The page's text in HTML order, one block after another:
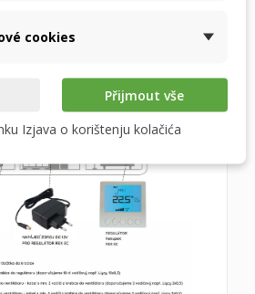
cookies
Přijmout vše
Izjava o korištenju kolačića